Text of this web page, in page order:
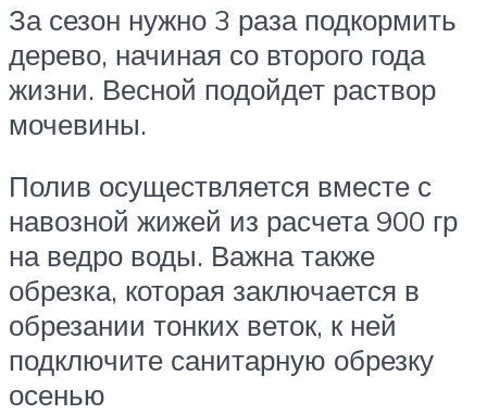
За сезон нужно 3 раза подкормить
дерево, начиная со второго года
жизни. Весной подойдет раствор
мочевины.
Полив осуществляется вместе с
навозной жижей из расчета 900 гр
на ведро воды. Важна также
обрезка, которая заключается в
обрезании тонких веток, к ней
подключите санитарную обрезку
осенью